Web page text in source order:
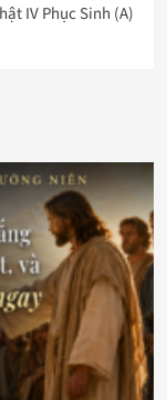
IV Phục Sinh (A)